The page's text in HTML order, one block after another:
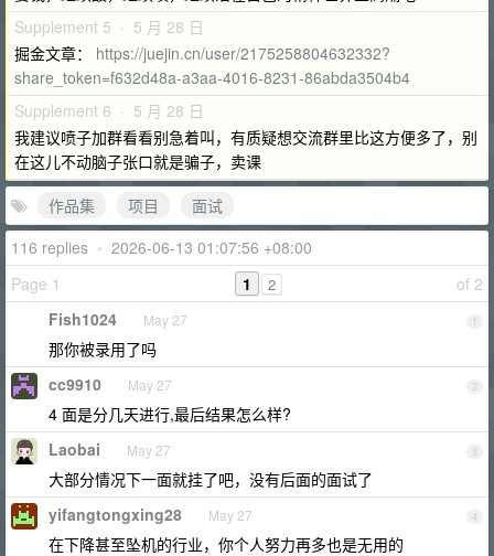
Supplement 5 · 5 月 28 日
掘金文章： https://juejin.cn/user/2175258804632332?
share_token=f632d48a-a3aa-4016-8231-86abda3504b4
Supplement 6 · 5 月 28 日
我建议喷子加群看看别急着叫，有质疑想交流群里比这方便多了，别
在这儿不动脑子张口就是骗子，卖课
作品集
项目
面试
116 replies • 2026-06-13 01:07:56 +08:00
Page 1
of 2
1 2
1
Fish1024 May 27
那你被录用了吗
2
cc9910 May 27
4 面是分几天进行,最后结果怎么样?
3
Laobai May 27
大部分情况下一面就挂了吧，没有后面的面试了
4
yifangtongxing28 May 27
在下降甚至坠机的行业，你个人努力再多也是无用的